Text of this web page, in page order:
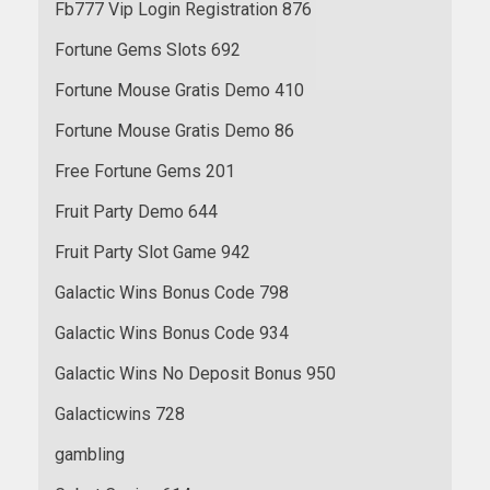
Fb777 Vip Login Registration 876
Fortune Gems Slots 692
Fortune Mouse Gratis Demo 410
Fortune Mouse Gratis Demo 86
Free Fortune Gems 201
Fruit Party Demo 644
Fruit Party Slot Game 942
Galactic Wins Bonus Code 798
Galactic Wins Bonus Code 934
Galactic Wins No Deposit Bonus 950
Galacticwins 728
gambling